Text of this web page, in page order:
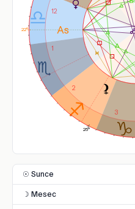
1
2
3
12
22°
25°
☉ Sunce
☽ Mesec